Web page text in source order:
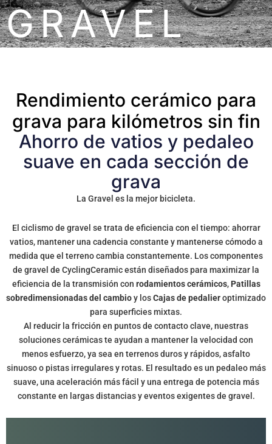
GRAVEL
Rendimiento cerámico para
grava para kilómetros sin fin
Ahorro de vatios y pedaleo
suave en cada sección de
grava
La Gravel es la mejor bicicleta.
El ciclismo de gravel se trata de eficiencia con el tiempo: ahorrar
vatios, mantener una cadencia constante y mantenerse cómodo a
medida que el terreno cambia constantemente. Los componentes
de gravel de CyclingCeramic están diseñados para maximizar la
eficiencia de la transmisión con rodamientos cerámicos, Patillas
sobredimensionadas del cambioy losCajas de pedalieroptimizado
para superficies mixtas.
Al reducir la fricción en puntos de contacto clave, nuestras
soluciones cerámicas te ayudan a mantener la velocidad con
menos esfuerzo, ya sea en terrenos duros y rápidos, asfalto
sinuoso o pistas irregulares y rotas. El resultado es un pedaleo más
suave, una aceleración más fácil y una entrega de potencia más
constante en largas distancias y eventos exigentes de gravel.